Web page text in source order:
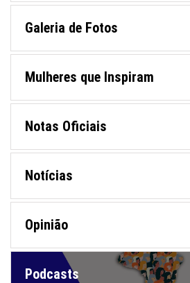
Galeria de Fotos
Mulheres que Inspiram
Notas Oficiais
Notícias
Opinião
Podcasts